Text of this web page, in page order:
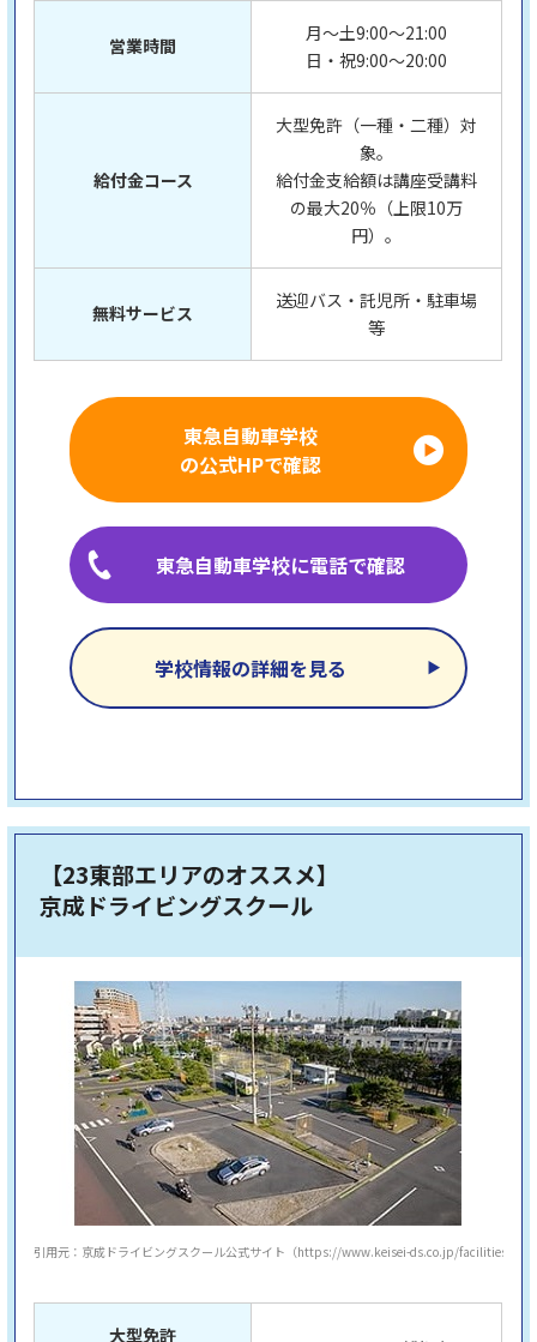
営業時間
月～土9:00～21:00
日・祝9:00～20:00
給付金コース
大型免許（一種・二種）対
象。
給付金支給額は講座受講料
の最大20％（上限10万
円）。
無料サービス
送迎バス・託児所・駐車場
等
東急自動車学校
の公式HPで確認
東急自動車学校に電話で確認
学校情報の詳細を見る
【23東部エリアのオススメ】
京成ドライビングスクール
引用元：京成ドライビングスクール公式サイト（https://www.keisei-ds.co.jp/facilities/）
大型免許